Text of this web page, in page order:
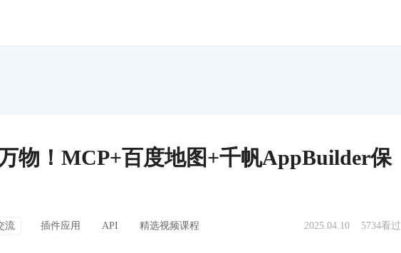
物！MCP+百度地图+千帆AppBuilder保
流 插件应用 API 精选视频课程 2025.04.10 5734看过